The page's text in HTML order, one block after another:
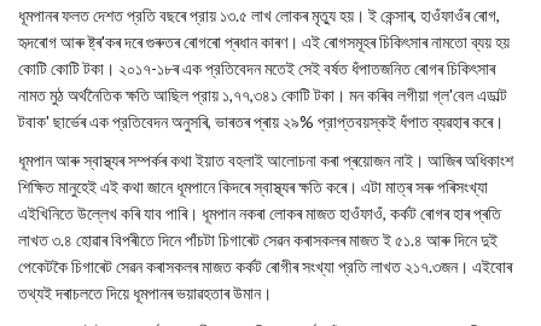
ধূমপানৰ ফলত দেশত প্রতি বছৰে প্রায় ১৩.৫ লাখ লোকৰ মৃত্যু হয়। ই কেন্সাৰ, হাওঁফাওঁৰ ৰোগ,
হৃদৰোগ আৰু ষ্ট্ৰ'কৰ দৰে গুৰুতৰ ৰোগৰো প্ৰধান কাৰণ। এই ৰোগসমূহৰ চিকিৎসাৰ নামতো ব্যয় হয়
কোটি কোটি টকা। ২০১৭-১৮ৰ এক প্রতিবেদন মতেই সেই বর্ষত ধঁপাতজনিত ৰোগৰ চিকিৎসাৰ
নামত মুঠ অর্থনৈতিক ক্ষতি আছিল প্রায় ১,৭৭,৩৪১ কোটি টকা। মন কৰিব লগীয়া গ্ল'বেল এডাল্ট
টবাক' ছাৰ্ভেৰ এক প্রতিবেদন অনুসৰি, ভাৰতৰ প্ৰায় ২৯% প্রাপ্তবয়স্কই ধঁপাত ব্যৱহাৰ কৰে।
ধূমপান আৰু স্বাস্থ্যৰ সম্পৰ্কৰ কথা ইয়াত বহলাই আলোচনা কৰা প্ৰয়োজন নাই। আজিৰ অধিকাংশ
শিক্ষিত মানুহেই এই কথা জানে ধূমপানে কিদৰে স্বাস্থ্যৰ ক্ষতি কৰে। এটা মাত্ৰ সৰু পৰিসংখ্যা
এইখিনিতে উল্লেখ কৰি যাব পাৰি। ধূমপান নকৰা লোকৰ মাজত হাওঁফাওঁ, কৰ্কট ৰোগৰ হাৰ প্ৰতি
লাখত ৩.৪ হোৱাৰ বিপৰীতে দিনে পাঁচটা চিগাৰেট সেৱন কৰাসকলৰ মাজত ই ৫১.৪ আৰু দিনে দুই
পেকেটকৈ চিগাৰেট সেৱন কৰাসকলৰ মাজত কৰ্কট ৰোগীৰ সংখ্যা প্রতি লাখত ২১৭.৩জন। এইবোৰ
তথ্যই দৰাচলতে দিয়ে ধূমপানৰ ভয়াৱহতাৰ উমান।